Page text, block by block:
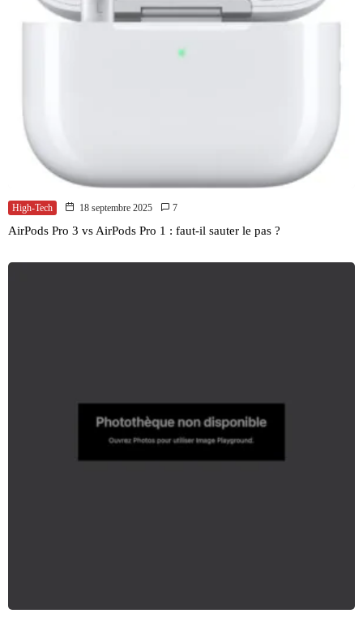
High-Tech 18 septembre 2025 7
AirPods Pro 3 vs AirPods Pro 1 : faut-il sauter le pas ?